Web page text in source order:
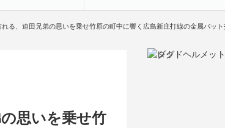
る、迫田兄弟の思いを乗せ竹原の町中に響く広島新庄打線の金属バッ
思いを乗せ竹